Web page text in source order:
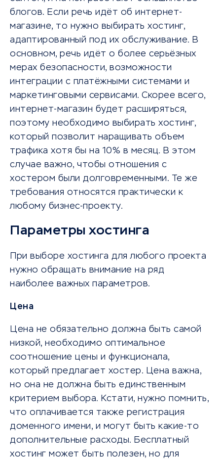
блогов. Если речь идёт об интернет-
магазине, то нужно выбирать хостинг,
адаптированный под их обслуживание. В
основном, речь идёт о более серьёзных
мерах безопасности, возможности
интеграции с платёжными системами и
маркетинговыми сервисами. Скорее всего,
интернет-магазин будет расширяться,
поэтому необходимо выбирать хостинг,
который позволит наращивать объем
трафика хотя бы на 10% в месяц. В этом
случае важно, чтобы отношения с
хостером были долговременными. Те же
требования относятся практически к
любому бизнес-проекту.
Параметры хостинга
При выборе хостинга для любого проекта
нужно обращать внимание на ряд
наиболее важных параметров.
Цена
Цена не обязательно должна быть самой
низкой, необходимо оптимальное
соотношение цены и функционала,
который предлагает хостер. Цена важна,
но она не должна быть единственным
критерием выбора. Кстати, нужно помнить,
что оплачивается также регистрация
доменного имени, и могут быть какие-то
дополнительные расходы. Бесплатный
хостинг может быть полезен, но для